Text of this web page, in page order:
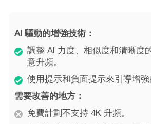
AI 驅動的增強技術：
調整 AI 力度、相似度和清晰度
意升頻。
使用提示和負面提示來引導增強
需要改善的地方：
免費計劃不支持 4K 升頻。